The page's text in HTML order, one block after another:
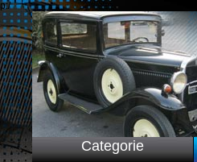
p:/
Categorie